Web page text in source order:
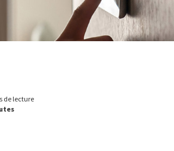
de lecture